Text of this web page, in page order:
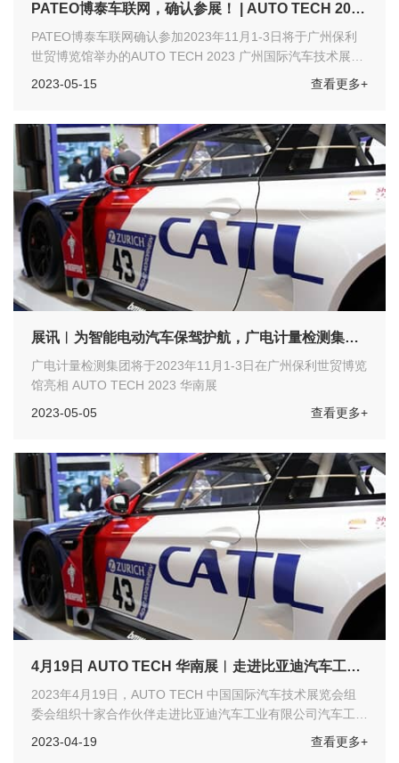
PATEO博泰车联网，确认参展！ | AUTO TECH 2023
PATEO博泰车联网确认参加2023年11月1-3日将于广州保利
世贸博览馆举办的AUTO TECH 2023 广州国际汽车技术展！
2023-05-15 查看更多+
展讯︱为智能电动汽车保驾护航，广电计量检测集团
广电计量检测集团将于2023年11月1-3日在广州保利世贸博览
馆亮相 AUTO TECH 2023 华南展
2023-05-05
查看更多+
4月19日 AUTO TECH 华南展︱走进比亚迪汽车工业
2023年4月19日，AUTO TECH 中国国际汽车技术展览会组
委会组织十家合作伙伴走进比亚迪汽车工业有限公司汽车工程
研究院参加“比亚迪--汽车前瞻技术交流会”，交流范围涉及多
2023-04-19 查看更多+